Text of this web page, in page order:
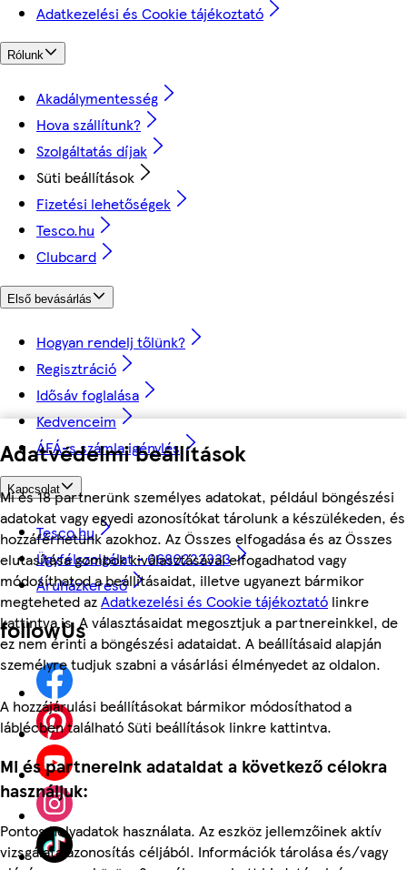
Adatvédelmi beállítások
Mi és 18 partnerünk személyes adatokat, például böngészési
adatokat vagy egyedi azonosítókat tárolunk a készülékeden, és
hozzáférhetünk azokhoz. Az Összes elfogadása és az Összes
elutasítása gombok kiválasztásával elfogadhatod vagy
módosíthatod a beállításaidat, illetve ugyanezt bármikor
megteheted azAdatkezelési és Cookie tájékoztató linkre
kattintva is. A választásaidat megosztjuk a partnereinkkel, de
ez nem érinti a böngészési adataidat. A beállításaid alapján
személyre tudjuk szabni a vásárlási élményedet az oldalon.
A hozzájárulási beállításokat bármikor módosíthatod a
láblécben található Süti beállítások linkre kattintva.
Mi és partnereink adataidat a következő célokra
használjuk:
Pontos helyadatok használata. Az eszköz jellemzőinek aktív
vizsgálata azonosítás céljából. Információk tárolása és/vagy
Adatkezelési és Cookie tájékoztató
Rólunk
Akadálymentesség
Hova szállítunk?
Szolgáltatás díjak
Süti beállítások
Fizetési lehetőségek
Tesco.hu
Clubcard
Első bevásárlás
Hogyan rendelj tőlünk?
Regisztráció
Idősáv foglalása
Kedvenceim
ÁFÁ-s számla igénylés
Kapcsolat
Tesco.hu
Ügyfélszolgálat - 0680222333
Áruházkereső
followUs